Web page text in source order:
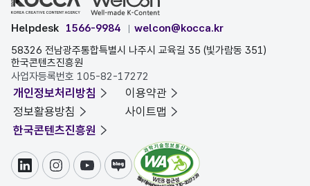
Helpdesk 1566-9984
welcon@kocca.kr
58326 전남광주통합특별시 나주시 교육길 35 (빛가람동 351)
한국콘텐츠진흥원
사업자등록번호 105-82-17272
개인정보처리방침
이용약관
정보활용방침
사이트맵
한국콘텐츠진흥원
링크드인인스타그램
유튜브블로그